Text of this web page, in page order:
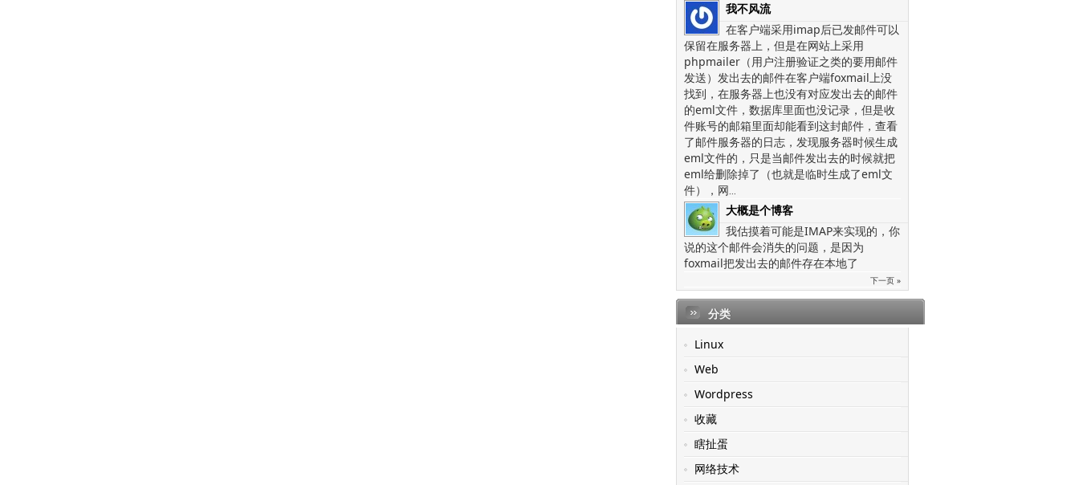
我不风流
在客户端采用imap后已发邮件可以
保留在服务器上，但是在网站上采用
phpmailer（用户注册验证之类的要用邮件
发送）发出去的邮件在客户端foxmail上没
找到，在服务器上也没有对应发出去的邮件
的eml文件，数据库里面也没记录，但是收
件账号的邮箱里面却能看到这封邮件，查看
了邮件服务器的日志，发现服务器时候生成
eml文件的，只是当邮件发出去的时候就把
eml给删除掉了（也就是临时生成了eml文
件），网...
大概是个博客
我估摸着可能是IMAP来实现的，你
说的这个邮件会消失的问题，是因为
foxmail把发出去的邮件存在本地了
下一页 »
分类
Linux
Web
Wordpress
收藏
瞎扯蛋
网络技术